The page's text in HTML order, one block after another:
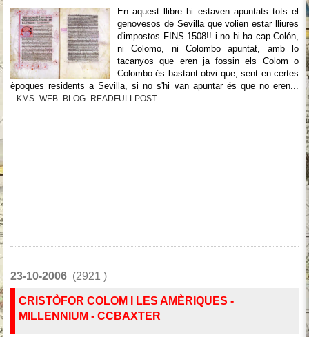
En aquest llibre hi estaven apuntats tots el
genovesos de Sevilla que volien estar lliures
d'impostos FINS 1508!! i no hi ha cap Colón,
ni Colomo, ni Colombo apuntat, amb lo
tacanyos que eren ja fossin els Colom o
Colombo és bastant obvi que, sent en certes
èpoques residents a Sevilla, si no s'hi van apuntar és que no eren...
_KMS_WEB_BLOG_READFULLPOST
23-10-2006 (2921 )
CRISTÒFOR COLOM I LES AMÈRIQUES -
MILLENNIUM - CCBAXTER